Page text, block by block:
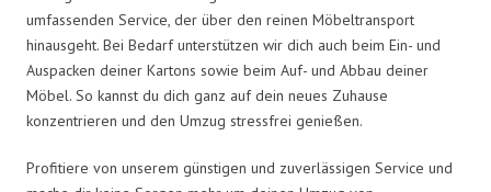
umfassenden Service, der über den reinen Möbeltransport
hinausgeht. Bei Bedarf unterstützen wir dich auch beim Ein- und
Auspacken deiner Kartons sowie beim Auf- und Abbau deiner
Möbel. So kannst du dich ganz auf dein neues Zuhause
konzentrieren und den Umzug stressfrei genießen.
Profitiere von unserem günstigen und zuverlässigen Service und